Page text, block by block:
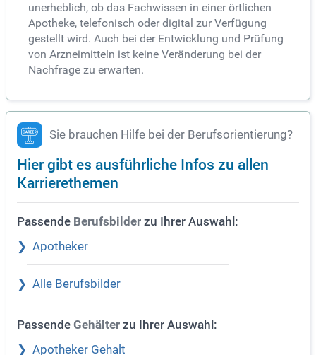
unerheblich, ob das Fachwissen in einer örtlichen
Apotheke, telefonisch oder digital zur Verfügung
gestellt wird. Auch bei der Entwicklung und Prüfung
von Arzneimitteln ist keine Veränderung bei der
Nachfrage zu erwarten.
Sie brauchen Hilfe bei der Berufsorientierung?
Hier gibt es ausführliche Infos zu allen
Karrierethemen
Passende Berufsbilder zu Ihrer Auswahl:
Apotheker
Alle Berufsbilder
Passende Gehälter zu Ihrer Auswahl:
Apotheker Gehalt